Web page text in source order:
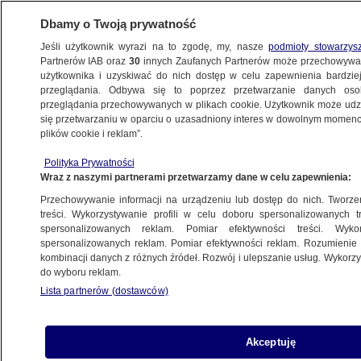
ŚWIAT
Dwa zarzuty
Oprac.Mikołaj Gątkiewicz
5.05.2026, 06:01
Posłuchaj artykułu
Czyta lektor AI
Dbamy o Twoją prywatność
Jeśli użytkownik wyrazi na to zgodę, my, naszepodmioty
Partnerów IAB oraz30 innych Zaufanych Partnerów może
użytkownika i uzyskiwać do nich dostęp w celu zapewnienia
przeglądania. Odbywa się to poprzez przetwarzanie danych
przeglądania przechowywanych w plikach cookie. Użytkownik może
się przetwarzaniu w oparciu o uzasadniony interes w dowolnym
plików cookie i reklam”.
Polityka Prywatności
Wraz z naszymi partnerami przetwarzamy dane w celu zapewnienia:
Przechowywanie informacji na urządzeniu lub dostęp do nich.
treści. Wykorzystywanie profili w celu doboru spersonalizowanych
spersonalizowanych reklam. Pomiar efektywności treści.
spersonalizowanych reklam. Pomiar efektywności reklam.
kombinacji danych z różnych źródeł. Rozwój i ulepszanie usług.
do wyboru reklam.
Lista partnerów (dostawców)
Akceptuję